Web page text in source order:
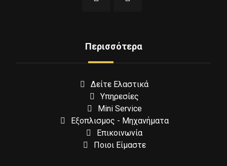
Περισσότερα
Δείτε Ελαστικά
Υπηρεσίες
Mini Service
Εξοπλισμος - Μηχανήματα
Επικοινωνία
Ποιοι Είμαστε